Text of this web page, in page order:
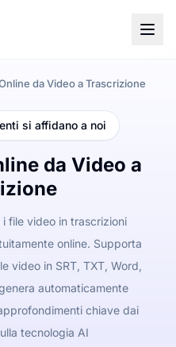
da Video a Trascrizione
si affidano a noi
da Video a
file video in trascrizioni
online. Supporta
video in SRT, TXT, Word,
automaticamente
chiave dai
tecnologia AI